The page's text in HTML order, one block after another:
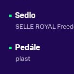
Sedlo
SELLE ROYAL
Pedále
plast